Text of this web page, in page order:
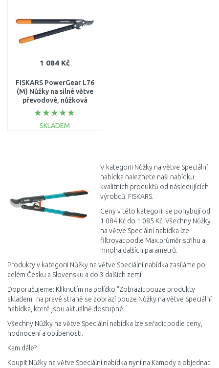
1 084 Kč
FISKARS PowerGear L76
(M) Nůžky na silné větve
převodové, nůžková
hlava, 55,7cm (112300)
1001553
SKLADEM
V kategorii Nůžky na větve Speciální
nabídka naleznete naši nabídku
kvalitních produktů od následujících
výrobců: FISKARS.
Ceny v této kategorii se pohybují od
1 084 Kč do 1 085 Kč. Všechny Nůžky
na větve Speciální nabídka lze
filtrovat podle Max.průměr střihu a
mnoha dalších parametrů.
Produkty v kategorii Nůžky na větve Speciální nabídka zasíláme po
celém Česku a Slovensku a do 3 dalších zemí.
Doporučujeme: Kliknutím na políčko "Zobrazit pouze produkty
skladem" na pravé straně se zobrazí pouze Nůžky na větve Speciální
nabídka, které jsou aktuálně dostupné.
Všechny Nůžky na větve Speciální nabídka lze seřadit podle ceny,
hodnocení a oblíbenosti.
Kam dále?
Koupit Nůžky na větve Speciální nabídka nyní na Kamody a objednat